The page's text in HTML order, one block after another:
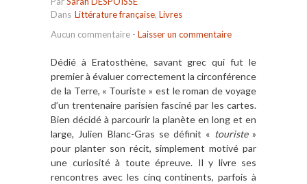
Dans Littérature française, Livres
Aucun commentaire - Laisser un commentaire
Dédié à Eratosthène, savant grec qui fut le
premier à évaluer correctement la circonférence
de la Terre, « Touriste » est le roman de voyage
d’un trentenaire parisien fasciné par les cartes.
Bien décidé à parcourir la planète en long et en
large, Julien Blanc-Gras se définit « touriste»
pour planter son récit, simplement motivé par
une curiosité à toute épreuve. Il y livre ses
rencontres avec les cinq continents, parfois à